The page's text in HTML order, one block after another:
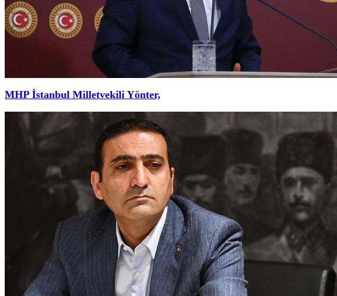
MHP İstanbul Milletvekili Yönter,